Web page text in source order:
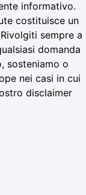
informativo.
costituisce un
sempre a
domanda
sosteniamo o
nei casi in cui
disclaimer